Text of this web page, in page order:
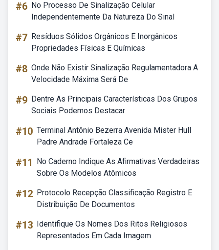
#6 No Processo De Sinalização Celular
Independentemente Da Natureza Do Sinal
#7 Resíduos Sólidos Orgânicos E Inorgânicos
Propriedades Físicas E Químicas
#8 Onde Não Existir Sinalização Regulamentadora A
Velocidade Máxima Será De
#9 Dentre As Principais Características Dos Grupos
Sociais Podemos Destacar
#10 Terminal Antônio Bezerra Avenida Mister Hull
Padre Andrade Fortaleza Ce
#11
No Caderno Indique As Afirmativas Verdadeiras
Sobre Os Modelos Atômicos
#12 Protocolo Recepção Classificação Registro E
Distribuição De Documentos
#13 Identifique Os Nomes Dos Ritos Religiosos
Representados Em Cada Imagem